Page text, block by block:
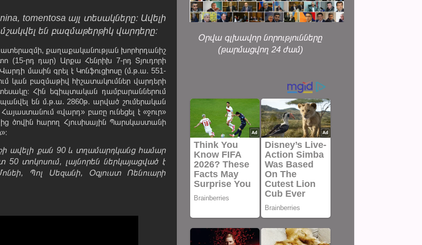
tomentosa այլ տեսակները։ Ավելի
են բազմաթերթիկ վարդերը։
քաղաքականության խորհրդանիշ
(15-րդ դար) Արքա Հենրիխ 7-րդ Տյուդորի
մասին գրել է Կոնֆուցիոսը (մ.թ.ա. 551-
կան բազմաթիվ հիշատակումներ վարդերի
Հին եգիպտական դամբարաններում
են մ.թ.ա. 2860թ. արված շումերական
«վարդ» բառը ունեցել է «ջուր»
ծովին հարող Հյուսիսային Պարսկաստանի
ավելի քան 90 և տղամարդկանց համար
տոկոսում, լայնորեն ներկայացված է
Պոլ Սեզանի, Օգյուստ Ռենուարի
Օրվա գլխավոր նորությունները
(թարմացվող 24 ժամ)